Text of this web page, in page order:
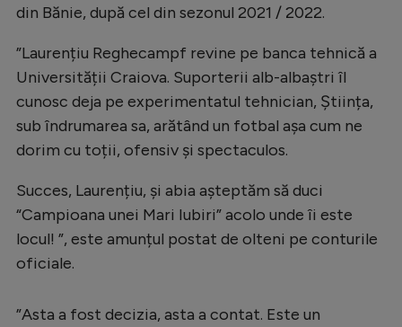
din Bănie, după cel din sezonul 2021 / 2022.
”Laurențiu Reghecampf revine pe banca tehnică a
Universității Craiova. Suporterii alb-albaștri îl
cunosc deja pe experimentatul tehnician, Știința,
sub îndrumarea sa, arătând un fotbal așa cum ne
dorim cu toții, ofensiv și spectaculos.
Succes, Laurențiu, și abia așteptăm să duci
“Campioana unei Mari Iubiri” acolo unde îi este
locul! ”, este amunțul postat de olteni pe conturile
oficiale.
”Asta a fost decizia, asta a contat. Este un